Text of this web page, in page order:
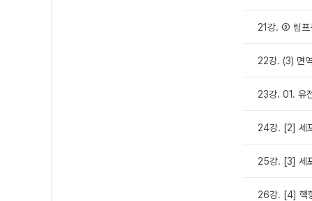
21강. ③ 림프
22강. (3) 면
23강. 01. 유
24강. [2] 세
25강. [3] 세
26강. [4] 핵